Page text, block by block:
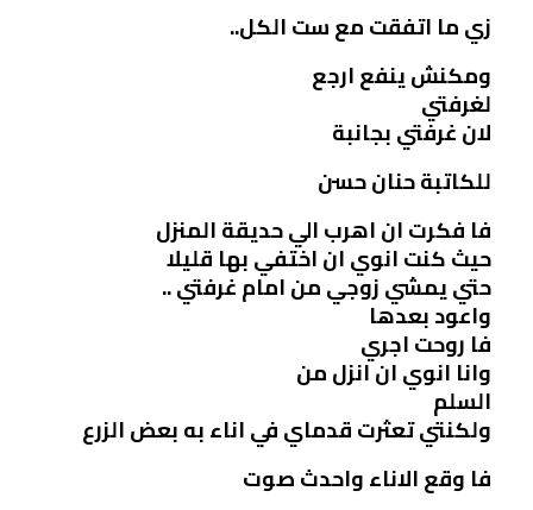
زي ما اتفقت مع ست الكل..
ومكنش ينفع ارجع
لغرفتي
لان غرفتي بجانبة
للكاتبة حنان حسن
فا فكرت ان اهرب الي حديقة المنزل
حيث كنت انوي ان اختفي بها قليلا
حتي يمشي زوجي من امام غرفتي ..
واعود بعدها
فا روحت اجري
وانا انوي ان انزل من
السلم
ولكنتي تعثرت قدماي في اناء به بعض الزرع
فا وقع الاناء واحدث صوت